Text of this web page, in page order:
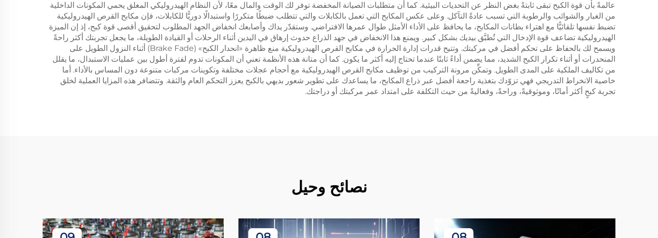
عالمةً بأن قوة الكبح تبقى ثابتةً بغض النظر عن التحديات البيئية. كما أن متطلبات الصيانة المخفضة توفر لك الوقت والمال معًا، لأن النظام الهيدروليكي المغلق يحمي المكونات الداخلية
من الغبار والشوائب والرطوبة التي تسبب عادةً التآكل. وعلى عكس المكابح التي تعمل بالكابلات والتي تتطلب ضبطًا متكررًا واستبدالًا دوريًّا للكابلات، فإن مكابح القرص الهيدروليكية
تضبط نفسها تلقائيًّا مع اهتراء بطانات المكابح، ما يحافظ على الأداء الأمثل طوال عمرها الافتراضي. وستقدّر يداك وأصابعك انخفاض الجهد المطلوب لتحقيق أقصى قوة كبح، إذ إن الميزة
الهيدروليكية تضاعف قوة الإدخال التي تُطبَّق بيديك بشكل كبير. ويمنع هذا الانخفاض في جهد الذراع حدوث إرهاق في اليدين أثناء الرحلات أو القيادة الطويلة، ما يجعل تجربتك أكثر راحةً
ويسمح لك بالحفاظ على تحكم أفضل في مركبتك. وتتيح قدرات إدارة الحرارة في مكابح القرص الهيدروليكية منع ظاهرة «انحدار الكبح» (Brake Fade) أثناء النزول الطويل على
المنحدرات أو أثناء تكرار الكبح الشديد، مما يضمن أداءً ثابتًا عندما تحتاج إليه أكثر ما يكون. كما أن متانة هذه الأنظمة تعني أن المكونات تدوم لفترة أطول بين عمليات الاستبدال، ما يقلل
من تكاليف الملكية على المدى الطويل. وتمكِّن مرونة التركيب من توظيف مكابح القرص الهيدروليكية مع أحجام عجلات مختلفة وتكوينات مركبات متنوعة دون المساس بالأداء. أما
خاصية الانخراط التدريجي فهي تزوّدك بتغذية راجعة أفضل عبر ذراع المكابح، ما يساعدك على تطوير شعور بديهي بالكبح يعزز التحكم العام والثقة. وتتضافر هذه المزايا العملية لخلق
تجربة كبحٍ أكثر أمانًا، وموثوقيةً، وراحةً، وفعاليةً من حيث التكلفة على امتداد عمر مركبتك أو دراجتك.
نصائح وحيل